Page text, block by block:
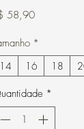
58,90Preço
*
14 16 18
*